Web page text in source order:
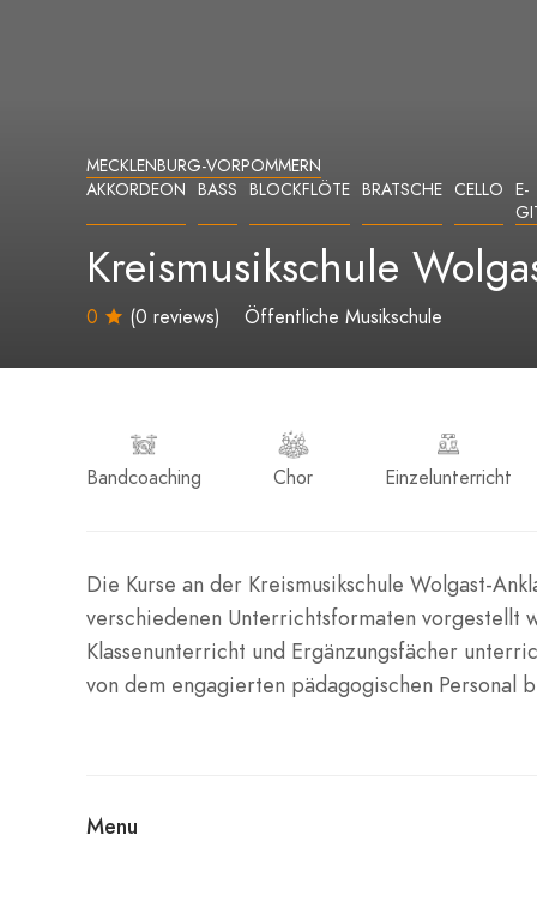
MECKLENBURG-VORPOMMERN
AKKORDEON BASS BLOCKFLÖTE BRATSCHE CELLO E-
Kreismusikschule
0 (0 reviews) Öffentliche Musikschule
Bandcoaching Chor Einzelunterricht
Die Kurse an der Kreismusikschule Wolgast-
verschiedenen Unterrichtsformaten vorgestellt
Klassenunterricht und Ergänzungsfächer
von dem engagierten pädagogischen Personal
Menu